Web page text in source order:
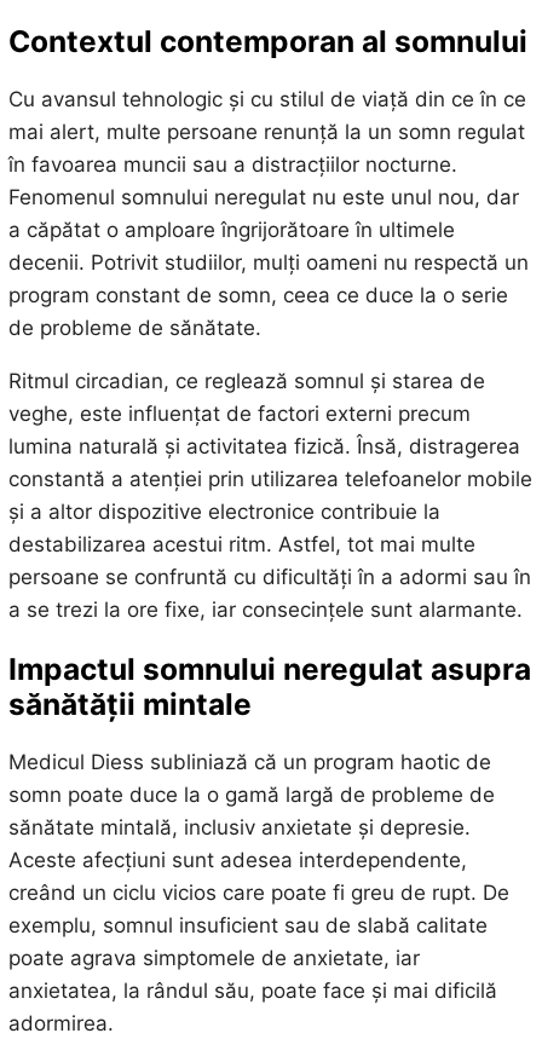
Contextul contemporan al somnului
Cu avansul tehnologic și cu stilul de viață din ce în ce
mai alert, multe persoane renunță la un somn regulat
în favoarea muncii sau a distracțiilor nocturne.
Fenomenul somnului neregulat nu este unul nou, dar
a căpătat o amploare îngrijorătoare în ultimele
decenii. Potrivit studiilor, mulți oameni nu respectă un
program constant de somn, ceea ce duce la o serie
de probleme de sănătate.
Ritmul circadian, ce reglează somnul și starea de
veghe, este influențat de factori externi precum
lumina naturală și activitatea fizică. Însă, distragerea
constantă a atenției prin utilizarea telefoanelor mobile
și a altor dispozitive electronice contribuie la
destabilizarea acestui ritm. Astfel, tot mai multe
persoane se confruntă cu dificultăți în a adormi sau în
a se trezi la ore fixe, iar consecințele sunt alarmante.
Impactul somnului neregulat asupra
sănătății mintale
Medicul Diess subliniază că un program haotic de
somn poate duce la o gamă largă de probleme de
sănătate mintală, inclusiv anxietate și depresie.
Aceste afecțiuni sunt adesea interdependente,
creând un ciclu vicios care poate fi greu de rupt. De
exemplu, somnul insuficient sau de slabă calitate
poate agrava simptomele de anxietate, iar
anxietatea, la rândul său, poate face și mai dificilă
adormirea.